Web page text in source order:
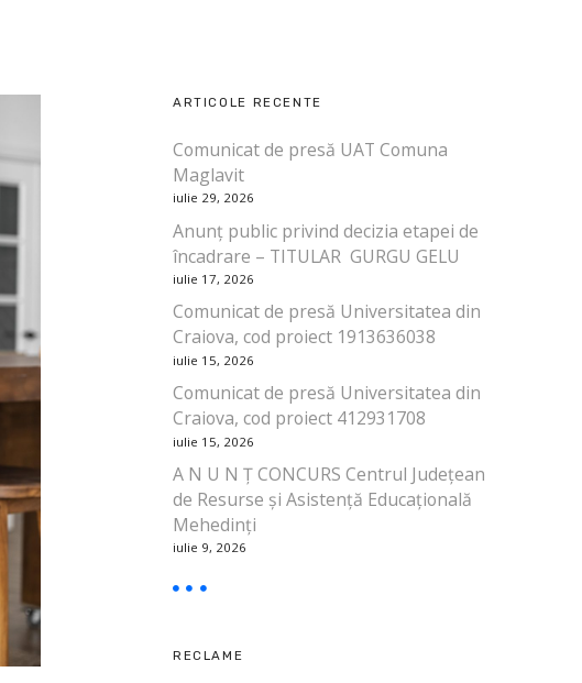
ARTICOLE RECENTE
Comunicat de presă UAT Comuna
Maglavit
iulie 29, 2026
Anunț public privind decizia etapei de
încadrare – TITULAR GURGU GELU
iulie 17, 2026
Comunicat de presă Universitatea din
Craiova, cod proiect 1913636038
iulie 15, 2026
Comunicat de presă Universitatea din
Craiova, cod proiect 412931708
iulie 15, 2026
A N U N Ț CONCURS Centrul Județean
de Resurse și Asistență Educațională
Mehedinți
iulie 9, 2026
RECLAME